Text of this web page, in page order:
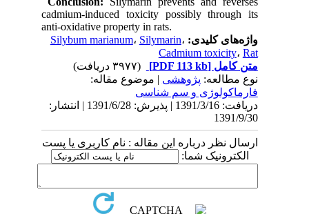
cadmium-induced toxicity possibly through its
anti-oxidative property in rats.
واژه‌های کلیدی:
Silybum marianum،Silymarin،
Cadmium toxicity،
متن کامل[PDF 113 kb]
(۳۹۷۷ دریافت)
نوع مطالعه:پژوهشی| موضوع مقاله:
فارماكولوژی و سم شناسی
دریافت: 1391/3/16 | پذیرش: 1391/6/28 | انتشار:
1391/9/30
ارسال نظر درباره این مقاله : نام کاربری یا پست
الکترونیک شما: